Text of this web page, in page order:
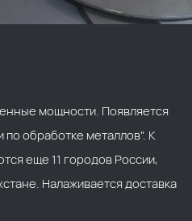
мощности. Появляется
обработке металлов". К
еще 11 городов России,
Налаживается доставка